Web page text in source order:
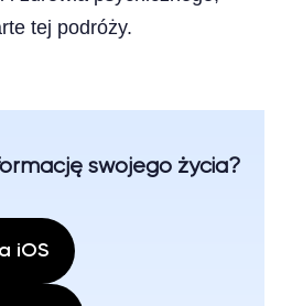
tej podróży.
swojego życia?
iOS